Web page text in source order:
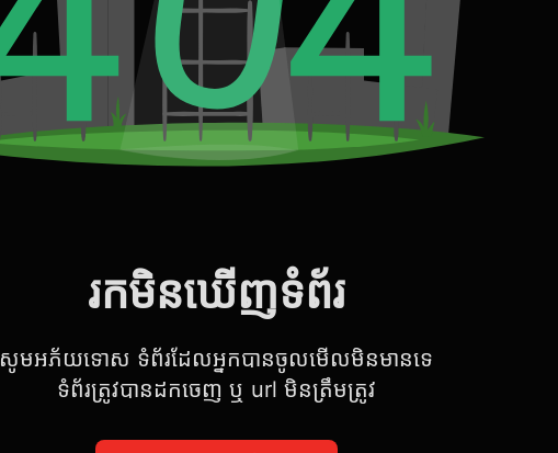
រកមិនឃើញទំព័រ
សូមអភ័យទោស ទំព័រដែលអ្នកបានចូលមើលមិនមានទេ
ទំព័រត្រូវបានដកចេញ ឬ url មិនត្រឹមត្រូវ